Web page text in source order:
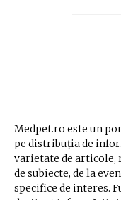
Medpet.ro este un
pe distribuția de
varietate de articole,
de subiecte, de la
specifice de interes.